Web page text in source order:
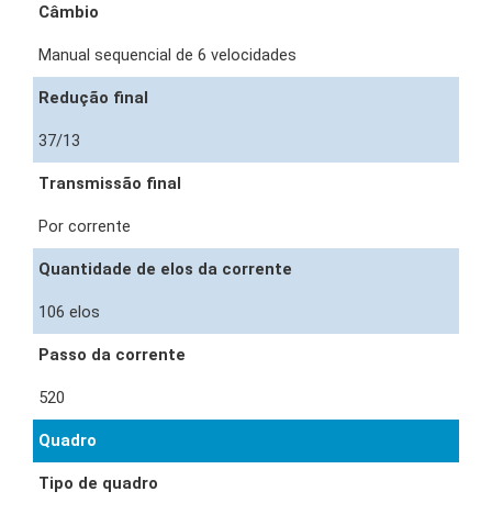
Câmbio
Manual sequencial de 6 velocidades
Redução final
37/13
Transmissão final
Por corrente
Quantidade de elos da corrente
106 elos
Passo da corrente
520
Quadro
Tipo de quadro